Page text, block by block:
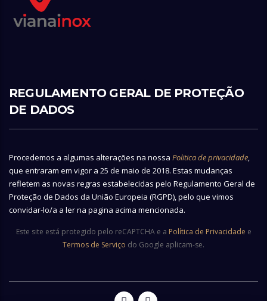
REGULAMENTO GERAL DE PROTEÇÃO
DE DADOS
Procedemos a algumas alterações na nossa Politica de privacidade,
que entraram em vigor a 25 de maio de 2018. Estas mudanças
refletem as novas regras estabelecidas pelo Regulamento Geral de
Proteção de Dados da União Europeia (RGPD), pelo que vimos
convidar-lo/a a ler na pagina acima mencionada.
Este site está protegido pelo reCAPTCHA e a Política de Privacidade e
Termos de Serviço do Google aplicam-se.